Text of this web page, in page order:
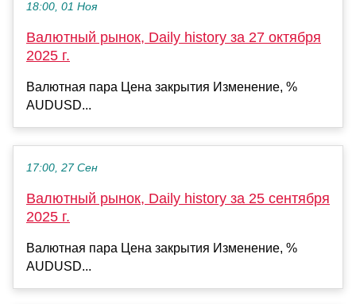
18:00, 01 Ноя
Валютный рынок, Daily history за 27 октября
2025 г.
Валютная пара Цена закрытия Изменение, %
AUDUSD...
17:00, 27 Сен
Валютный рынок, Daily history за 25 сентября
2025 г.
Валютная пара Цена закрытия Изменение, %
AUDUSD...